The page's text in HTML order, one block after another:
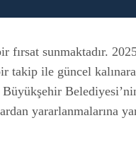
sunmaktadır.
ile güncel
yararlanmalarına